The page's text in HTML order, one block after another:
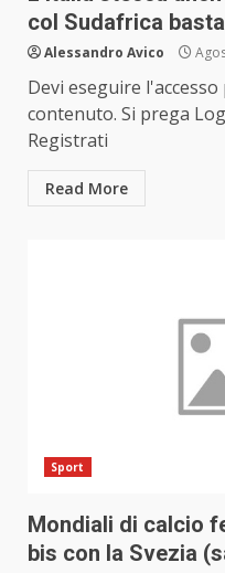
col Sudafrica
Alessandro Avico
Devi eseguire
contenuto. Si prega
Registrati
Read More
Sport
Mondiali di calcio
bis con la Svezia